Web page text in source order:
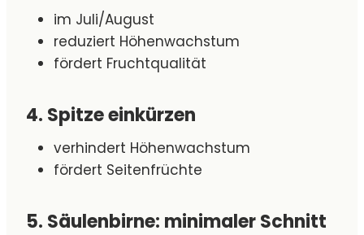
im Juli/August
reduziert Höhenwachstum
fördert Fruchtqualität
4. Spitze einkürzen
verhindert Höhenwachstum
fördert Seitenfrüchte
5. Säulenbirne: minimaler Schnitt